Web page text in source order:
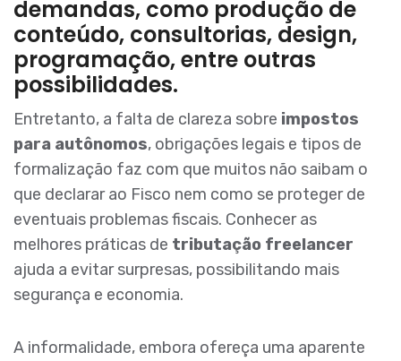
demandas, como produção de
conteúdo, consultorias, design,
programação, entre outras
possibilidades.
Entretanto, a falta de clareza sobre impostos
para autônomos, obrigações legais e tipos de
formalização faz com que muitos não saibam o
que declarar ao Fisco nem como se proteger de
eventuais problemas fiscais. Conhecer as
melhores práticas de tributação freelancer
ajuda a evitar surpresas, possibilitando mais
segurança e economia.
A informalidade, embora ofereça uma aparente